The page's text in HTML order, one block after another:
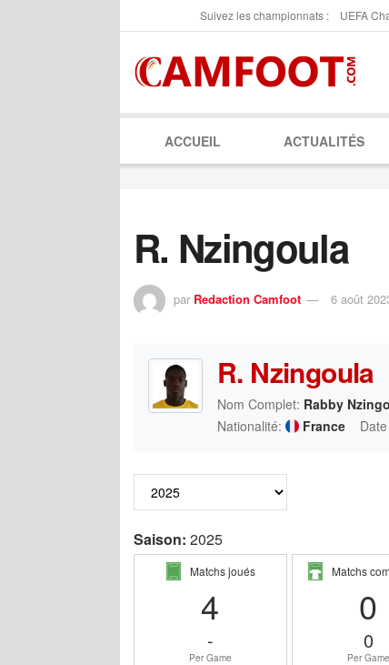
Suivez les championnats : UEFA
ACCUEIL ACTUALITÉS
R. Nzingoula
par Redaction Camfoot 6 août
R. Nzingoula
Nom Complet: Rabby
Nationalité:
France
Saison: 2025
Matchs joués
4
-
Per Game
Matchs
0
0
Per Game